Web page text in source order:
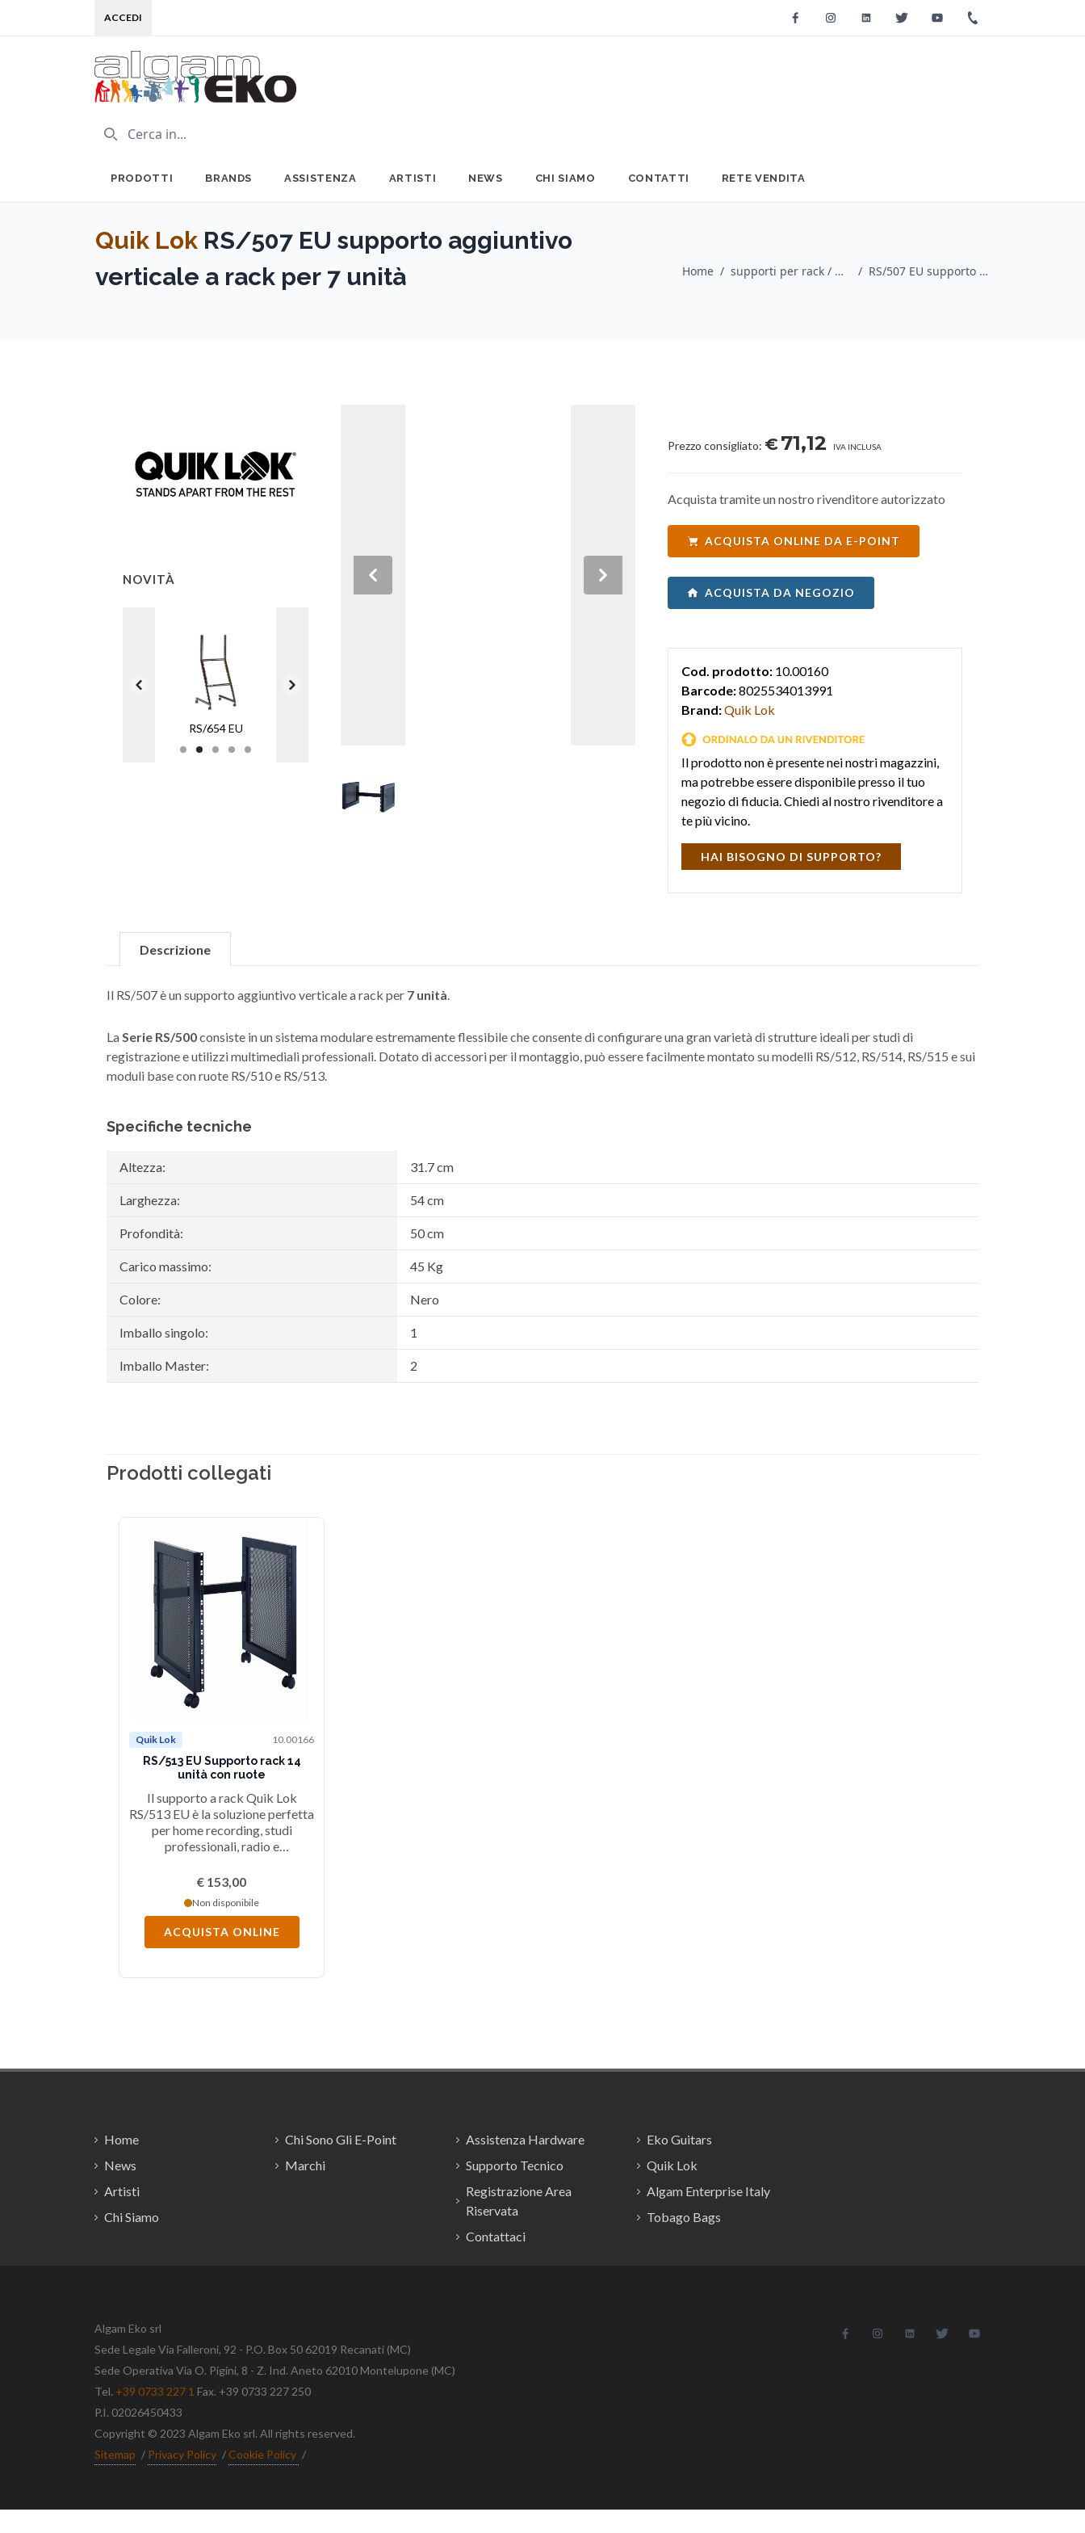
ACCEDI FacebookInstagramLinkedinTwitter Youtube
PRODOTTI BRANDS ASSISTENZA ARTISTI NEWS CHI SIAMO CONTATTI RETE VENDITA
Quik Lok RS/507 EU supporto aggiuntivo
verticale a rack per 7 unità
Home / supporti per rack / Quik Lok / RS/507 EU supporto aggiuntivo verticale a rack per 7 unità
NOVITÀ
RS/654 EU
Previous Next
Prezzo consigliato: €71,12 IVA INCLUSA
Acquista tramite un nostro rivenditore autorizzato
ACQUISTA ONLINE DA E-POINT
ACQUISTA DA NEGOZIO
Cod. prodotto: 10.00160
Barcode:8025534013991
Brand:Quik Lok
Il prodotto non è presente nei nostri magazzini,
ma potrebbe essere disponibile presso il tuo
negozio di fiducia. Chiedi al nostro rivenditore a
te più vicino.
HAI BISOGNO DI SUPPORTO?
Descrizione
Il RS/507 è un supporto aggiuntivo verticale a rack per 7 unità.
LaSerie RS/500consiste in un sistema modulare estremamente flessibile che consente di configurare una gran varietà di strutture ideali per studi di
registrazione e utilizzi multimediali professionali. Dotato di accessori per il montaggio, può essere facilmente montato su modelli RS/512, RS/514, RS/515 e sui
moduli base con ruote RS/510 e RS/513.
Specifiche tecniche
Altezza: 31.7 cm
Larghezza: 54 cm
Profondità: 50 cm
Carico massimo: 45 Kg
Colore: Nero
Imballo singolo: 1
Imballo Master: 2
Prodotti collegati
Quik Lok 10.00166
RS/513 EU Supporto rack 14
unità con ruote
Il supporto a rack Quik Lok
RS/513 EU è la soluzione perfetta
per home recording, studi
professionali, radio e
pannelli laterali traforati e di
freno. Progettato per la massima
ventilazione e comodità.
€ 153,00
Non disponibile
ACQUISTA ONLINE
Home
News
Artisti
Chi Siamo
Chi Sono Gli E-Point
Marchi
Assistenza Hardware
Supporto Tecnico
Registrazione Area
Riservata
Contattaci
Eko Guitars
Quik Lok
Algam Enterprise Italy
Tobago Bags
Algam Eko srl
Sede Legale Via Falleroni, 92 - P.O. Box 50 62019 Recanati (MC)
Sede Operativa Via O. Pigini, 8 - Z. Ind. Aneto 62010 Montelupone (MC)
Tel. +39 0733 227 1 Fax. +39 0733 227 250
P.I. 02026450433
Copyright © 2023 Algam Eko srl. All rights reserved.
Sitemap / Privacy Policy / Cookie Policy /